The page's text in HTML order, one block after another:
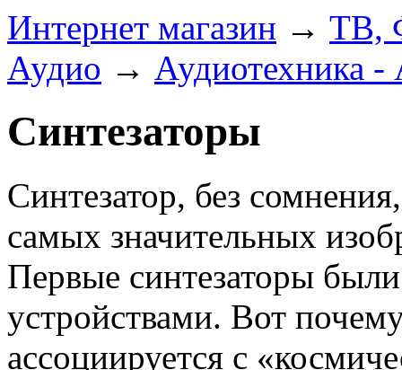
Интернет магазин → ТВ,
Аудио → Аудиотехника
Синтезаторы
Синтезатор, без
самых значительных
Первые синтезаторы
устройствами. Вот
ассоциируется с